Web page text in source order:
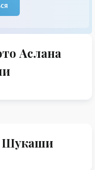
Аслана
Шукаши